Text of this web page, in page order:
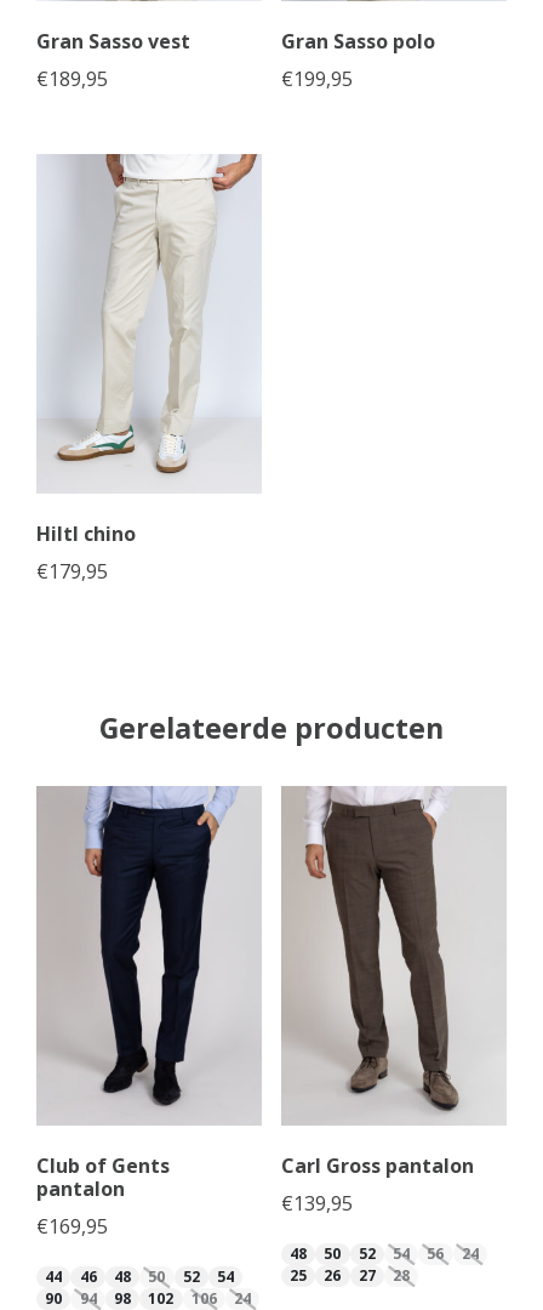
Gran Sasso vest
€189,95
Gran Sasso polo
€199,95
Hiltl chino
€179,95
Gerelateerde producten
Club of Gents
pantalon
€169,95
44 46 48 50 52
54
90
94 98 102 106 24
Carl Gross pantalon
€139,95
48 50 52 54 56
24
25
26 27 28